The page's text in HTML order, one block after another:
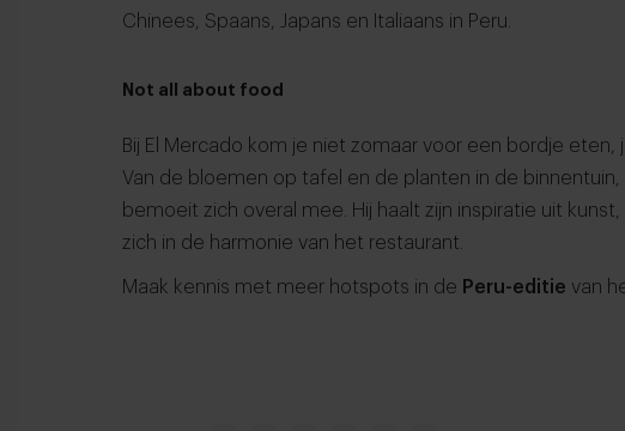
Chinees, Spaans, Japans en Italiaans in Peru.
Not all about food
Bij El Mercado kom je niet zomaar voor een bordje
Van de bloemen op tafel en de planten in de
bemoeit zich overal mee. Hij haalt zijn inspiratie uit
zich in de harmonie van het restaurant.
Maak kennis met meer hotspots in de Peru-editie van